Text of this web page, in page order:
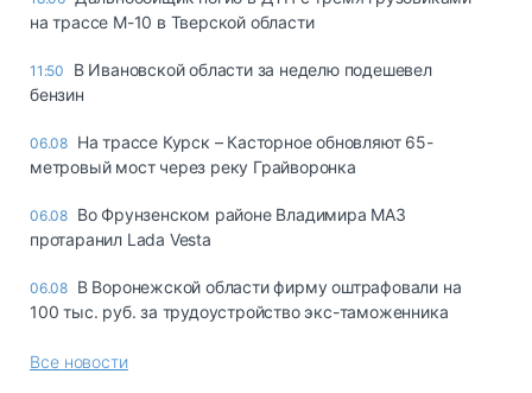
на трассе М-10 в Тверской области
11:50
В Ивановской области за неделю подешевел
бензин
06.08 На трассе Курск – Касторное обновляют 65-
метровый мост через реку Грайворонка
06.08 Во Фрунзенском районе Владимира МАЗ
протаранил Lada Vesta
06.08 В Воронежской области фирму оштрафовали на
100 тыс. руб. за трудоустройство экс-таможенника
Все новости